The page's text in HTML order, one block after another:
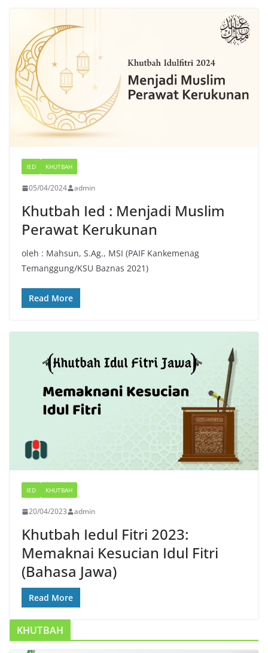
IED KHUTBAH
05/04/2024 admin
Khutbah Ied : Menjadi Muslim
Perawat Kerukunan
oleh : Mahsun, S.Ag., MSI (PAIF Kankemenag
Temanggung/KSU Baznas 2021)
Read More
IED KHUTBAH
20/04/2023 admin
Khutbah Iedul Fitri 2023:
Memaknai Kesucian Idul Fitri
(Bahasa Jawa)
Read More
KHUTBAH